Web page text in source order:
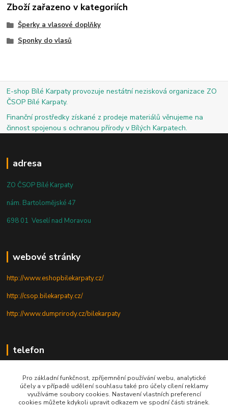
Zboží zařazeno v kategoriích
Šperky a vlasové doplňky
Sponky do vlasů
E-shop Bílé Karpaty provozuje nestátní nezisková organizace ZO
ČSOP Bílé Karpaty.
Finanční prostředky získané z prodeje materiálů věnujeme na
činnost spojenou s ochranou přírody v Bílých Karpatech.
adresa
ZO ČSOP Bílé Karpaty
nám. Bartolomějské 47
698 01 Veselí nad Moravou
webové stránky
http://www.eshopbilekarpaty.cz/
http://csop.bilekarpaty.cz/
http://www.dumprirody.cz/bilekarpaty
telefon
+420 727 880 789
Pro základní funkčnost, zpříjemnění používání webu, analytické
účely a v případě udělení souhlasu také pro účely cílení reklamy
využíváme soubory cookies. Nastavení vlastních preferencí
cookies můžete kdykoli upravit odkazem ve spodní části stránek.